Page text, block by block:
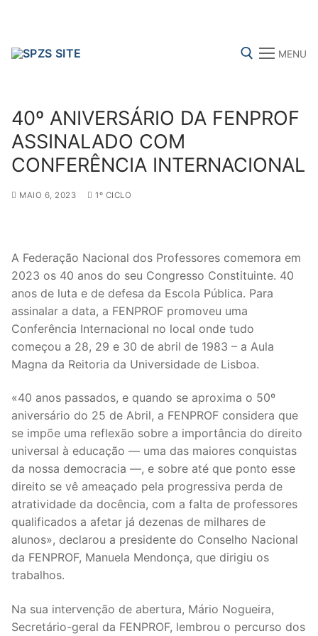
Search for:
MENU
FENPROF CGTP-IN FRENTE COMUM
sindicalização
Notícias
Legislação
Sectores
PRÉ-ESCOLAR
1º CICLO
2º/3º CEB / SECUNDÁRIO
ENSINO ARTÍSTICO
EDUCAÇÃO ESPECIAL
PARTICULAR / IPSS / MISERICÓRDIAS
ENSINO SUPERIOR
PROFESSORES CONTRATADOS
40º ANIVERSÁRIO DA FENPROF
ASSINALADO COM
CONFERÊNCIA INTERNACIONAL
MAIO 6, 2023 1º CICLO
A Federação Nacional dos Professores comemora em
2023 os 40 anos do seu Congresso Constituinte. 40
anos de luta e de defesa da Escola Pública. Para
assinalar a data, a FENPROF promoveu uma
Conferência Internacional no local onde tudo
começou a 28, 29 e 30 de abril de 1983 – a Aula
Magna da Reitoria da Universidade de Lisboa.
«40 anos passados, e quando se aproxima o 50º
aniversário do 25 de Abril, a FENPROF considera que
se impõe uma reflexão sobre a importância do direito
universal à educação — uma das maiores conquistas
da nossa democracia —, e sobre até que ponto esse
direito se vê ameaçado pela progressiva perda de
atratividade da docência, com a falta de professores
qualificados a afetar já dezenas de milhares de
alunos», declarou a presidente do Conselho Nacional
da FENPROF, Manuela Mendonça, que dirigiu os
trabalhos.
Na sua intervenção de abertura, Mário Nogueira,
Secretário-geral da FENPROF, lembrou o percurso dos